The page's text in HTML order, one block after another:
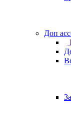
Доп